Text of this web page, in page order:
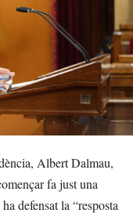
Albert Dalmau,
fa just una
defensat la “resposta